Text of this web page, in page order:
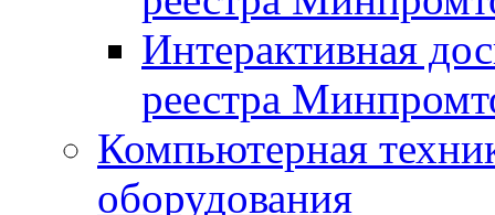
Интерактивная
реестра
Компьютерная
оборудования